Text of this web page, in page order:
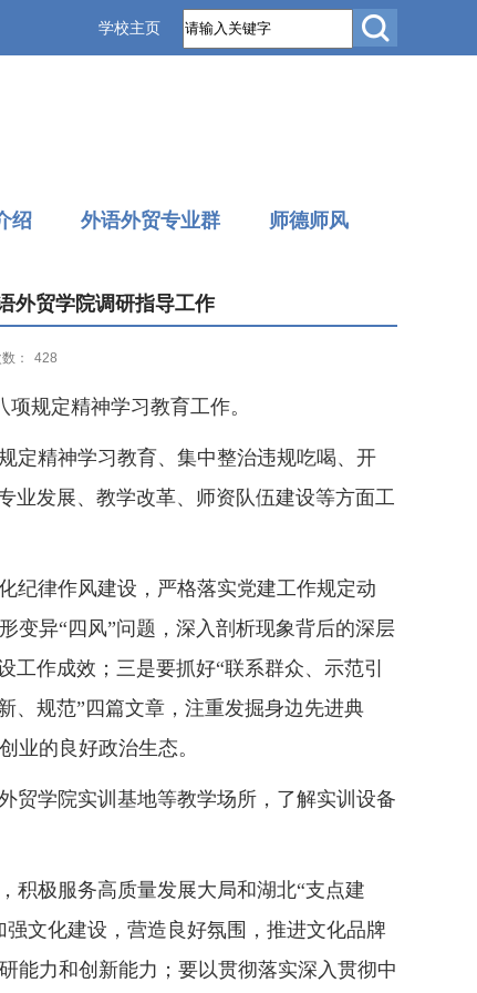
学校主页
绍 外语外贸专业群 师德师风
外贸学院调研指导工作
： 428
规定精神学习教育工作。
精神学习教育、集中整治违规吃喝、开
业发展、教学改革、师资队伍建设等方面工
律作风建设，严格落实党建工作规定动
变异“四风”问题，深入剖析现象背后的深层
作成效；三是要抓好“联系群众、示范引
、规范”四篇文章，注重发掘身边先进典
业的良好政治生态。
学院实训基地等教学场所，了解实训设备
极服务高质量发展大局和湖北“支点建
文化建设，营造良好氛围，推进文化品牌
能力和创新能力；要以贯彻落实深入贯彻中